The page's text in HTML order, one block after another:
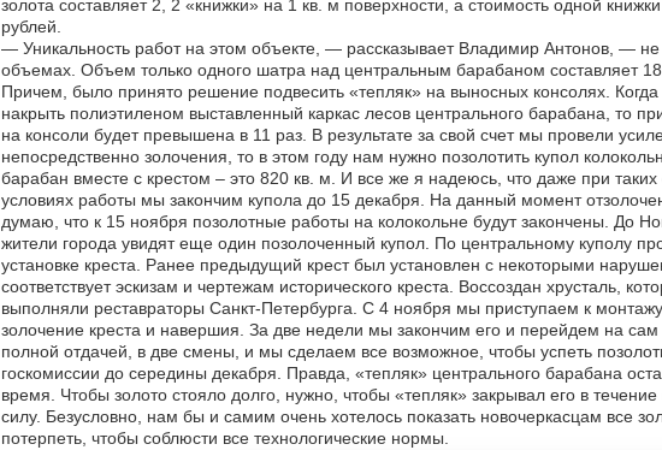
золота составляет 2, 2 «книжки» на 1 кв. м поверхности, а стоимость одной
рублей.
— Уникальность работ на этом объекте, — рассказывает Владимир Антонов, — не
объемах. Объем только одного шатра над центральным барабаном составляет
Причем, было принято решение подвесить «тепляк» на выносных консолях.
накрыть полиэтиленом выставленный каркас лесов центрального барабана, то
на консоли будет превышена в 11 раз. В результате за свой счет мы провели
непосредственно золочения, то в этом году нам нужно позолотить купол
барабан вместе с крестом – это 820 кв. м. И все же я надеюсь, что даже при
условиях работы мы закончим купола до 15 декабря. На данный момент
думаю, что к 15 ноября позолотные работы на колокольне будут закончены. До
жители города увидят еще один позолоченный купол. По центральному куполу
установке креста. Ранее предыдущий крест был установлен с некоторыми
соответствует эскизам и чертежам исторического креста. Воссоздан хрусталь,
выполняли реставраторы Санкт-Петербурга. С 4 ноября мы приступаем к
золочение креста и навершия. За две недели мы закончим его и перейдем на
полной отдачей, в две смены, и мы сделаем все возможное, чтобы успеть
госкомиссии до середины декабря. Правда, «тепляк» центрального барабана
время. Чтобы золото стояло долго, нужно, чтобы «тепляк» закрывал его в
силу. Безусловно, нам бы и самим очень хотелось показать новочеркасцам все
потерпеть, чтобы соблюсти все технологические нормы.